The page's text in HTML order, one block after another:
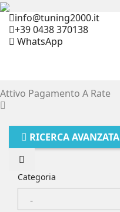
info@tuning2000.it
+39 0438 370138
WhatsApp
Attivo Pagamento A Rate
RICERCA AVANZATA
Categoria